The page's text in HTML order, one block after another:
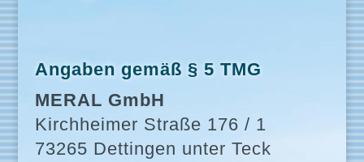
Angaben gemäß § 5 TMG
MERAL GmbH
Kirchheimer Straße 176 / 1
73265 Dettingen unter Teck